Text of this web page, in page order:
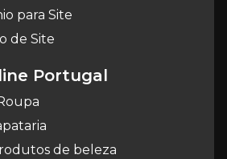
para Site
de Site
Portugal
de beleza